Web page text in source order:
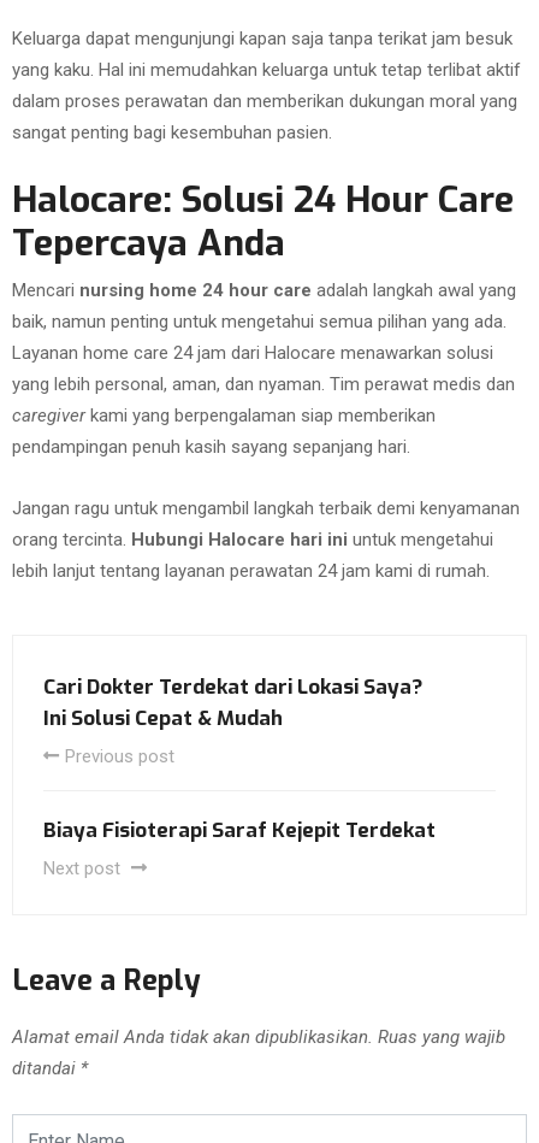
Keluarga dapat mengunjungi kapan saja tanpa terikat jam besuk
yang kaku. Hal ini memudahkan keluarga untuk tetap terlibat aktif
dalam proses perawatan dan memberikan dukungan moral yang
sangat penting bagi kesembuhan pasien.
Halocare: Solusi 24 Hour Care
Tepercaya Anda
Mencari nursing home 24 hour care adalah langkah awal yang
baik, namun penting untuk mengetahui semua pilihan yang ada.
Layanan home care 24 jam dari Halocare menawarkan solusi
yang lebih personal, aman, dan nyaman. Tim perawat medis dan
caregiverkami yang berpengalaman siap memberikan
pendampingan penuh kasih sayang sepanjang hari.
Jangan ragu untuk mengambil langkah terbaik demi kenyamanan
orang tercinta. Hubungi Halocare hari ini untuk mengetahui
lebih lanjut tentang layanan perawatan 24 jam kami di rumah.
Cari Dokter Terdekat dari Lokasi Saya?
Ini Solusi Cepat & Mudah
Previous post
Biaya Fisioterapi Saraf Kejepit Terdekat
Next post
Leave a Reply
Alamat email Anda tidak akan dipublikasikan. Ruas yang wajib
ditandai *